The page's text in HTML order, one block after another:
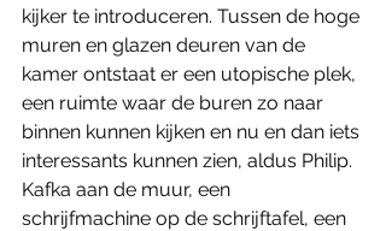
kijker te introduceren. Tussen de hoge
muren en glazen deuren van de
kamer ontstaat er een utopische plek,
een ruimte waar de buren zo naar
binnen kunnen kijken en nu en dan iets
interessants kunnen zien, aldus Philip.
Kafka aan de muur, een
schrijfmachine op de schrijftafel, een